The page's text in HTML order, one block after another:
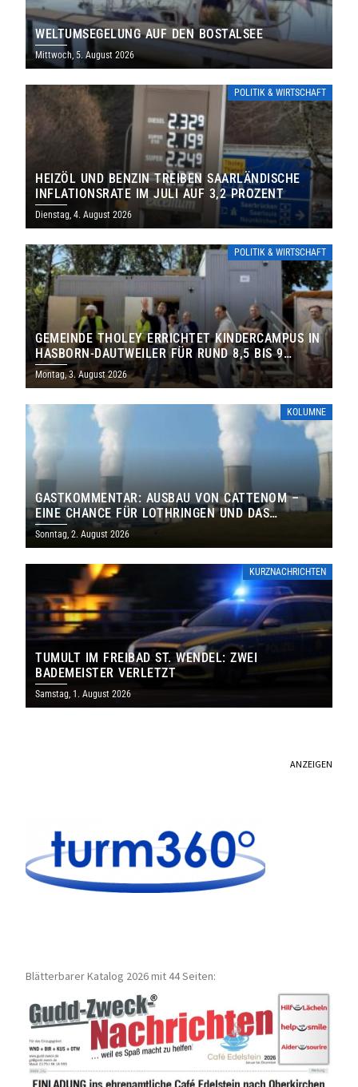
WELTUMSEGELUNG AUF DEN BOSTALSEE
Mittwoch, 5. August 2026
POLITIK & WIRTSCHAFT
HEIZÖL UND BENZIN TREIBEN SAARLÄNDISCHE
INFLATIONSRATE IM JULI AUF 3,2 PROZENT
Dienstag, 4. August 2026
POLITIK & WIRTSCHAFT
GEMEINDE THOLEY ERRICHTET KINDERCAMPUS IN
HASBORN-DAUTWEILER FÜR RUND 8,5 BIS 9
MILLIONEN EURO
Montag, 3. August 2026
KOLUMNE
GASTKOMMENTAR: AUSBAU VON CATTENOM –
EINE CHANCE FÜR LOTHRINGEN UND DAS
SAARLAND
Sonntag, 2. August 2026
KURZNACHRICHTEN
TUMULT IM FREIBAD ST. WENDEL: ZWEI
BADEMEISTER VERLETZT
Samstag, 1. August 2026
ANZEIGEN
Blätterbarer Katalog 2026 mit 44 Seiten: